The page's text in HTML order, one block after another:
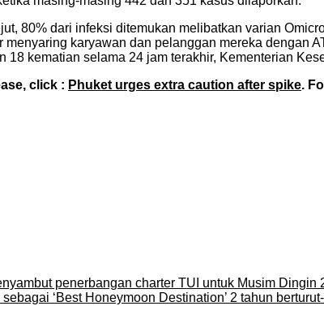
80% dari infeksi ditemukan melibatkan varian
menyaring karyawan dan pelanggan mereka dengan
18 kematian selama 24 jam terakhir, Kementerian
click : Phuket urges extra caution after spike.
penerbangan charter TUI untuk Musim Dingin
‘Best Honeymoon Destination’ 2 tahun